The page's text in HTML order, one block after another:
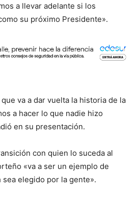
a llevar adelante si los
su próximo Presidente».
va a dar vuelta la historia de la
a hacer lo que nadie hizo
en su presentación.
con quien lo suceda al
«va a ser un ejemplo de
elegido por la gente».